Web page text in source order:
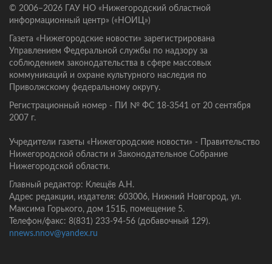
© 2006–2026 ГАУ НО «Нижегородский областной
информационный центр» («НОИЦ»)
Газета «Нижегородские новости» зарегистрирована
Управлением Федеральной службы по надзору за
соблюдением законодательства в сфере массовых
коммуникаций и охране культурного наследия по
Приволжскому федеральному округу.
Регистрационный номер - ПИ № ФС 18-3541 от 20 сентября
2007 г.
Учредители газеты «Нижегородские новости» - Правительство
Нижегородской области и Законодательное Собрание
Нижегородской области.
Главный редактор: Клещёв А.Н.
Адрес редакции, издателя: 603006, Нижний Новгород, ул.
Максима Горького, дом 151Б, помещение 5.
Телефон/факс: 8(831) 233-94-56 (добавочный 129).
nnews.nnov@yandex.ru